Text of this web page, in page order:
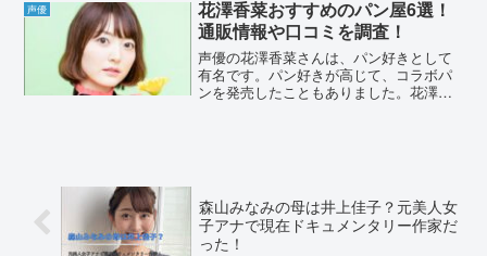
高い演技力が評価されていま...
声優
花澤香菜おすすめのパン屋6選！
通販情報や口コミを調査！
声優の花澤香菜さんは、パン好きとして
有名です。パン好きが高じて、コラボパ
ンを発売したこともありました。花澤香
森山みなみの母は井上佳子？元美人女
子アナで現在ドキュメンタリー作家だ
った！